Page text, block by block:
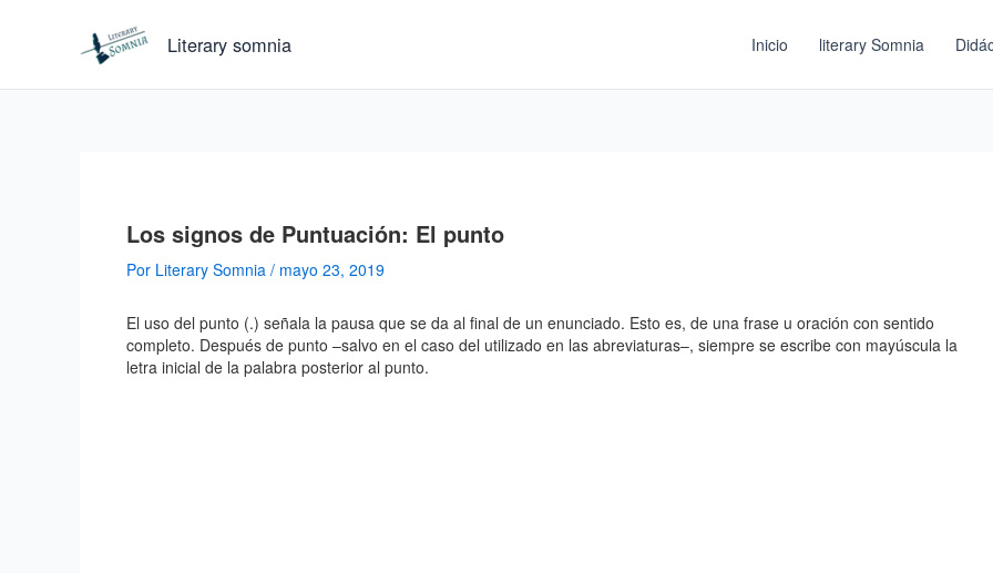
Literary somnia Inicio literary Somnia
Los signos de Puntuación: El punto
Por Literary Somnia / mayo 23, 2019
El uso del punto (.) señala la pausa que se da al final de un enunciado. Esto es, de una frase u oración con sentido
completo. Después de punto –salvo en el caso del utilizado en las abreviaturas–, siempre se escribe con mayúscula la
letra inicial de la palabra posterior al punto.